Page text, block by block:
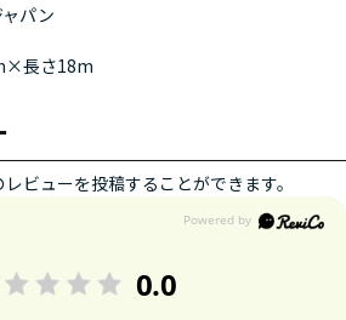
パン
長さ18m
ビューを投稿することができます。
0.0